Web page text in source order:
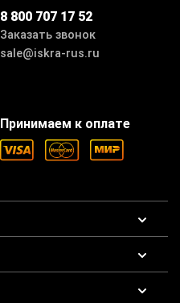
8 800 707 17 52
Заказать звонок
sale@iskra-rus.ru
Принимаем к оплате